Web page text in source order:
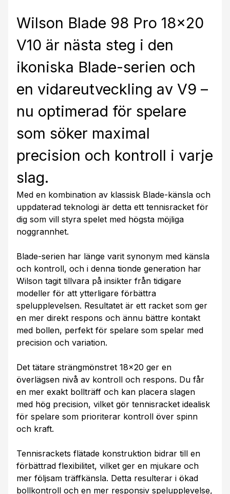
Wilson Blade 98 Pro 18x20
V10 är nästa steg i den
ikoniska Blade-serien och
en vidareutveckling av V9 –
nu optimerad för spelare
som söker maximal
precision och kontroll i varje
slag.
Med en kombination av klassisk Blade-känsla och
uppdaterad teknologi är detta ett tennisracket för
dig som vill styra spelet med högsta möjliga
noggrannhet.
Blade-serien har länge varit synonym med känsla
och kontroll, och i denna tionde generation har
Wilson tagit tillvara på insikter från tidigare
modeller för att ytterligare förbättra
spelupplevelsen. Resultatet är ett racket som ger
en mer direkt respons och ännu bättre kontakt
med bollen, perfekt för spelare som spelar med
precision och variation.
Det tätare strängmönstret 18x20 ger en
överlägsen nivå av kontroll och respons. Du får
en mer exakt bollträff och kan placera slagen
med hög precision, vilket gör tennisracket idealisk
för spelare som prioriterar kontroll över spinn
och kraft.
Tennisrackets flätade konstruktion bidrar till en
förbättrad flexibilitet, vilket ger en mjukare och
mer följsam träffkänsla. Detta resulterar i ökad
bollkontroll och en mer responsiv spelupplevelse,